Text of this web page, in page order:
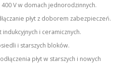
400 V w domach jednorodzinnych.
płyt z doborem zabezpieczeń.
indukcyjnych i ceramicznych.
i starszych bloków.
płyt w starszych i nowych